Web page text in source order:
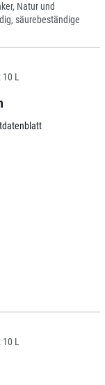
Natur und
säurebeständige
L
L